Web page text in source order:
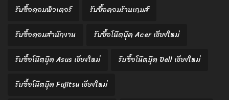
รับซื้อคอมพิวเตอร์
รับซื้อคอมร้านเกมส์
รับซื้อคอมสำนักงาน
รับซื้อโน๊ตบุ๊ค Acer เชียงใหม่
รับซื้อโน๊ตบุ๊ค Asus เชียงใหม่
รับซื้อโน๊ตบุ๊ค Dell เชียงใหม่
รับซื้อโน๊ตบุ๊ค Fujitsu เชียงใหม่